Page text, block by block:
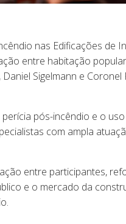
nas Edificações de
entre habitação
Sigelmann e Coronel
pós-incêndio e o
com ampla
entre participantes,
e o mercado da